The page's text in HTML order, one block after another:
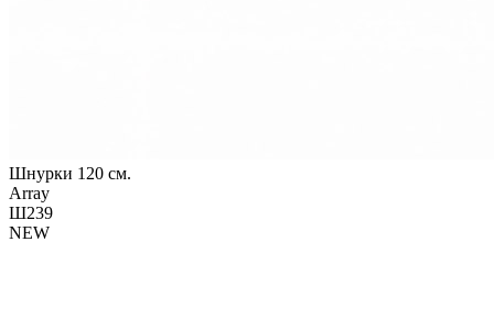
Шнурки 120 см.
Array
Ш239
NEW